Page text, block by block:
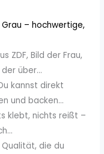
– hochwertige,
ZDF, Bild der Frau,
über...
Du kannst direkt
und backen...
klebt, nichts reißt –
Qualität, die du